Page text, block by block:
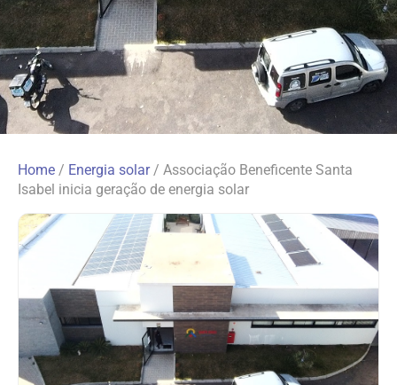
Home / Energia solar/ Associação Beneficente Santa
Isabel inicia geração de energia solar